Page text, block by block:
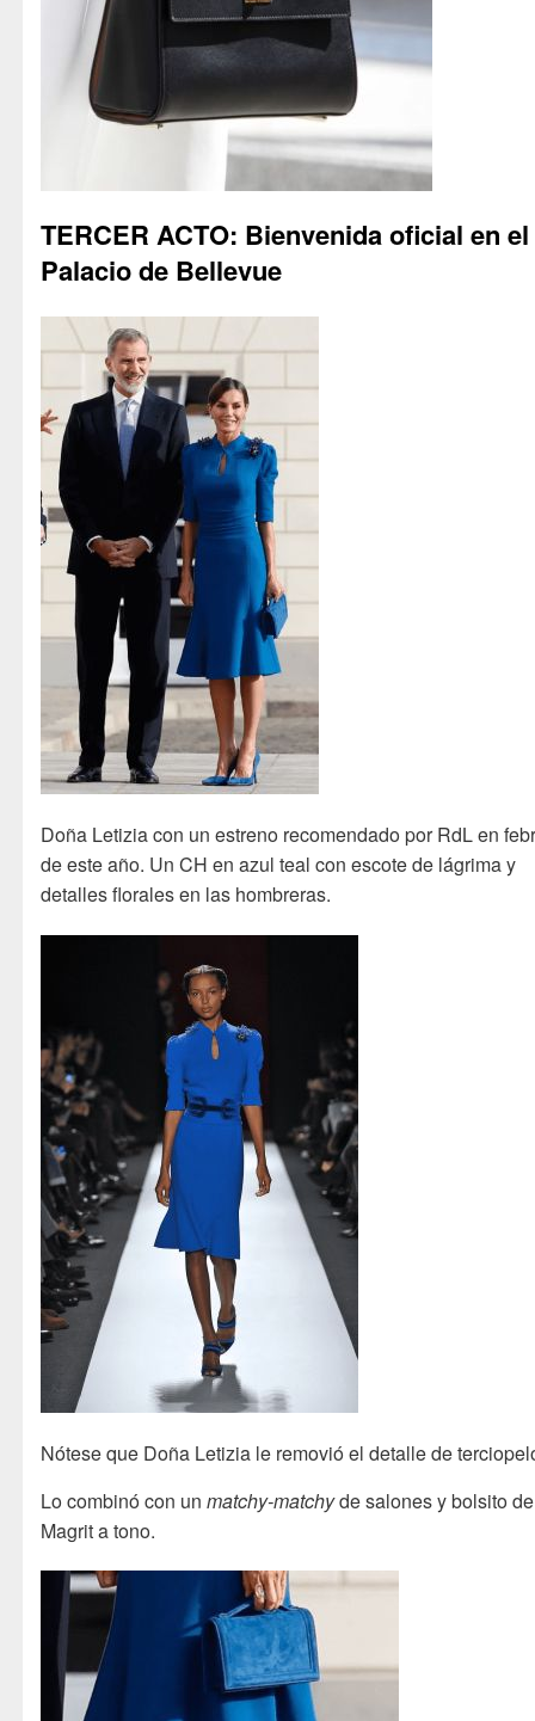
TERCER ACTO: Bienvenida oficial en el
Palacio de Bellevue
Doña Letizia con un estreno recomendado por RdL en
de este año. Un CH en azul teal con escote de lágrima y
detalles florales en las hombreras.
Nótese que Doña Letizia le removió el detalle de
Lo combinó con unmatchy-matchyde salones y bolsito de
Magrit a tono.